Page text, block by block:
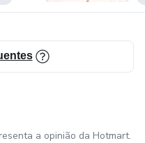
a opinião da Hotmart.